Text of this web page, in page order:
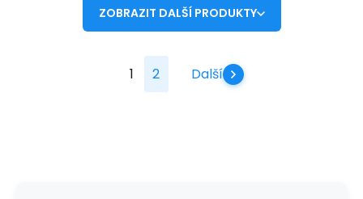
ZOBRAZIT DALŠÍ PRODUKTY
1 2 Další